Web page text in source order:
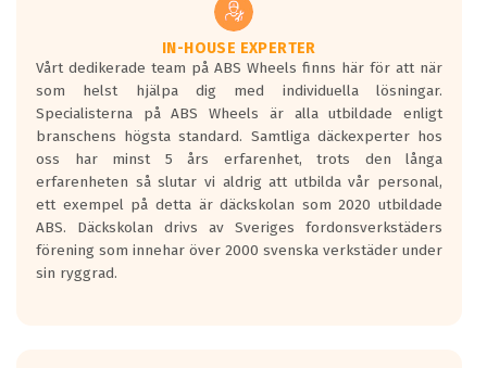
vilken körstil du använder.
Våtgrepp egenskaper:
Betygsskalan är satt A till F. Där A påvisar
den kortaste bromssträckan och F är den
längsta.
Inga D eller G betyg delas ut för
personbilar och lätta lastbilar.
Betyget sätts efter ett test där däcken
skall bromsa in på en väg där det ligger
0.5-1.5 mm vatten.
I 80km/h kommer skillnaden på
IN-HOUSE EXPERTER
Vårt dedikerade team på ABS Wheels finns här för att när
som helst hjälpa dig med individuella lösningar.
Specialisterna på ABS Wheels är alla utbildade enligt
branschens högsta standard. Samtliga däckexperter hos
oss har minst 5 års erfarenhet, trots den långa
erfarenheten så slutar vi aldrig att utbilda vår personal,
ett exempel på detta är däckskolan som 2020 utbildade
ABS. Däckskolan drivs av Sveriges fordonsverkstäders
förening som innehar över 2000 svenska verkstäder under
sin ryggrad.